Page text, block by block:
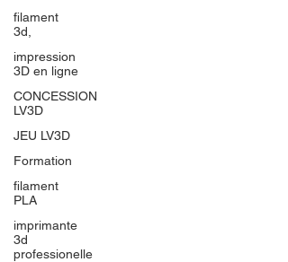
filament
3d,
impression
3D en ligne
CONCESSION
LV3D
JEU LV3D
Formation
filament
PLA
imprimante
3d
professionelle